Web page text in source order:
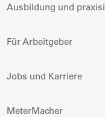
Ausbildung und
Für Arbeitgeber
Jobs und Karriere
MeterMacher